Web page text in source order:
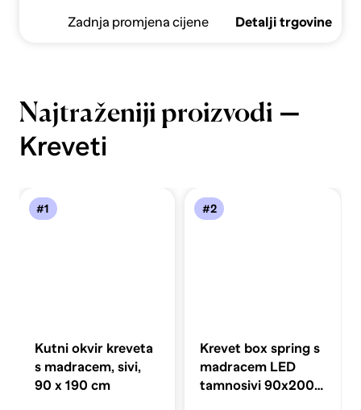
Zadnja promjena cijene Detalji trgovine
Najtraženiji proizvodi —
Kreveti
#1
Kutni okvir kreveta
s madracem, sivi,
90 x 190 cm
#2
Krevet box spring s
madracem LED
tamnosivi 90x200